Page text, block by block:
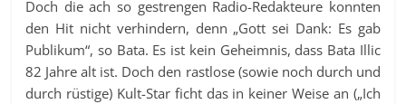
Doch die ach so gestrengen Radio-Redakteure konnten
den Hit nicht verhindern, denn „Gott sei Dank: Es gab
Publikum“, so Bata. Es ist kein Geheimnis, dass Bata Illic
82 Jahre alt ist. Doch den rastlose (sowie noch durch und
durch rüstige) Kult-Star ficht das in keiner Weise an („Ich